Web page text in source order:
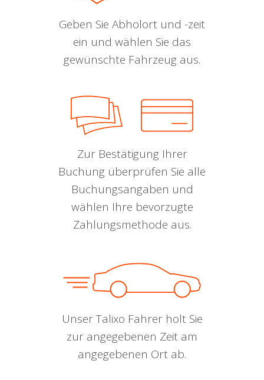
Geben Sie Abholort und -zeit
ein und wählen Sie das
gewünschte Fahrzeug aus.
Zur Bestätigung Ihrer
Buchung überprüfen Sie alle
Buchungsangaben und
wählen Ihre bevorzugte
Zahlungsmethode aus.
Unser Talixo Fahrer holt Sie
zur angegebenen Zeit am
angegebenen Ort ab.